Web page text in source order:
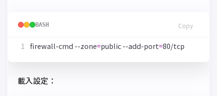
BASH Copy
firewall-cmd --zone=public --add-port=
載入設定：